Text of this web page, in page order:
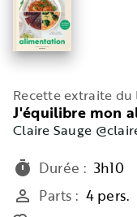
Recette extraite du
J'équilibre mon
Claire Sauge
timer Durée : 3h10
person_outline Parts : 4 pers.